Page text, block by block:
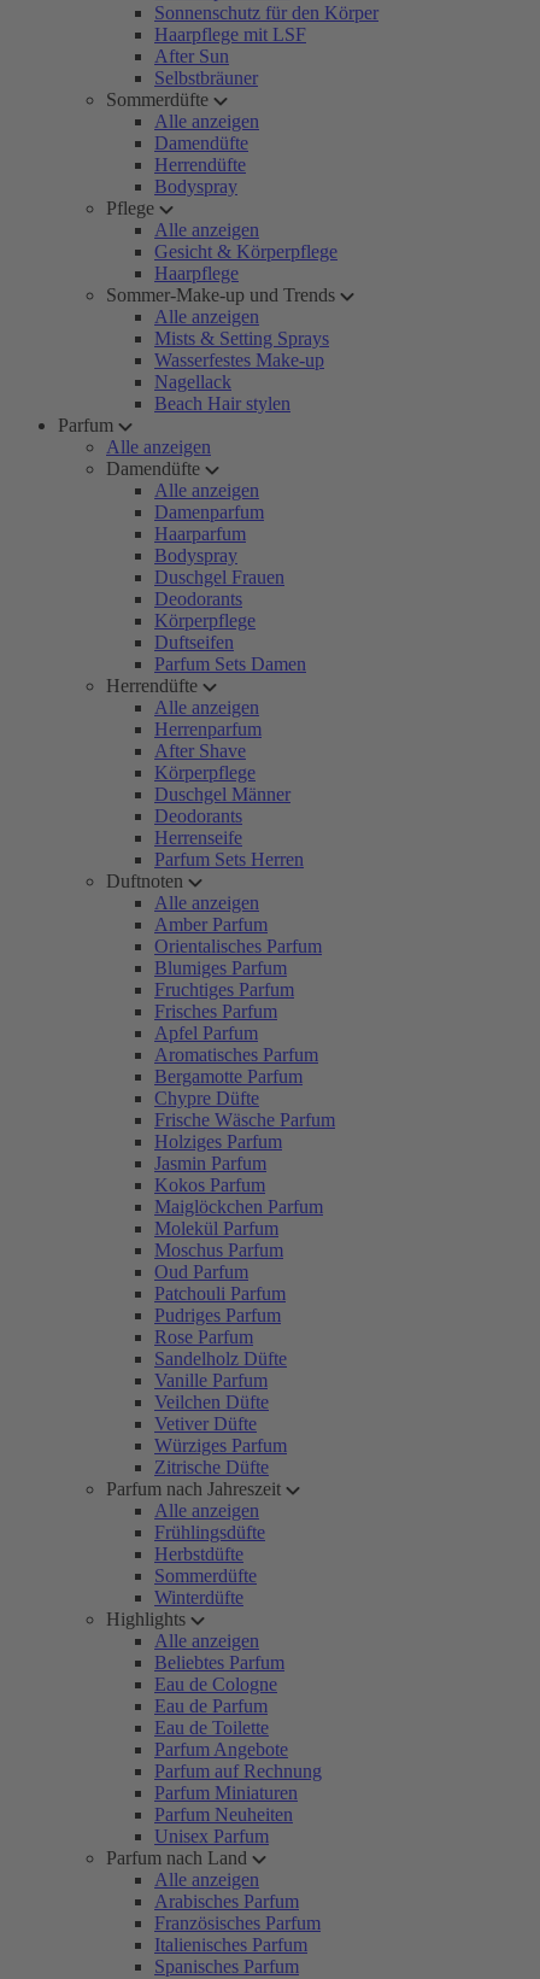
Sonnenschutz für den Körper
Haarpflege mit LSF
After Sun
Selbstbräuner
Sommerdüfte
Alle anzeigen
Damendüfte
Herrendüfte
Bodyspray
Pflege
Alle anzeigen
Gesicht & Körperpflege
Haarpflege
Sommer-Make-up und Trends
Alle anzeigen
Mists & Setting Sprays
Wasserfestes Make-up
Nagellack
Beach Hair stylen
Parfum
Alle anzeigen
Damendüfte
Alle anzeigen
Damenparfum
Haarparfum
Bodyspray
Duschgel Frauen
Deodorants
Körperpflege
Duftseifen
Parfum Sets Damen
Herrendüfte
Alle anzeigen
Herrenparfum
After Shave
Körperpflege
Duschgel Männer
Deodorants
Herrenseife
Parfum Sets Herren
Duftnoten
Alle anzeigen
Amber Parfum
Orientalisches Parfum
Blumiges Parfum
Fruchtiges Parfum
Frisches Parfum
Apfel Parfum
Aromatisches Parfum
Bergamotte Parfum
Chypre Düfte
Frische Wäsche Parfum
Holziges Parfum
Jasmin Parfum
Kokos Parfum
Maiglöckchen Parfum
Molekül Parfum
Moschus Parfum
Oud Parfum
Patchouli Parfum
Pudriges Parfum
Rose Parfum
Sandelholz Düfte
Vanille Parfum
Veilchen Düfte
Vetiver Düfte
Würziges Parfum
Zitrische Düfte
Parfum nach Jahreszeit
Alle anzeigen
Frühlingsdüfte
Herbstdüfte
Sommerdüfte
Winterdüfte
Highlights
Alle anzeigen
Beliebtes Parfum
Eau de Cologne
Eau de Parfum
Eau de Toilette
Parfum Angebote
Parfum auf Rechnung
Parfum Miniaturen
Parfum Neuheiten
Unisex Parfum
Parfum nach Land
Alle anzeigen
Arabisches Parfum
Französisches Parfum
Italienisches Parfum
Spanisches Parfum